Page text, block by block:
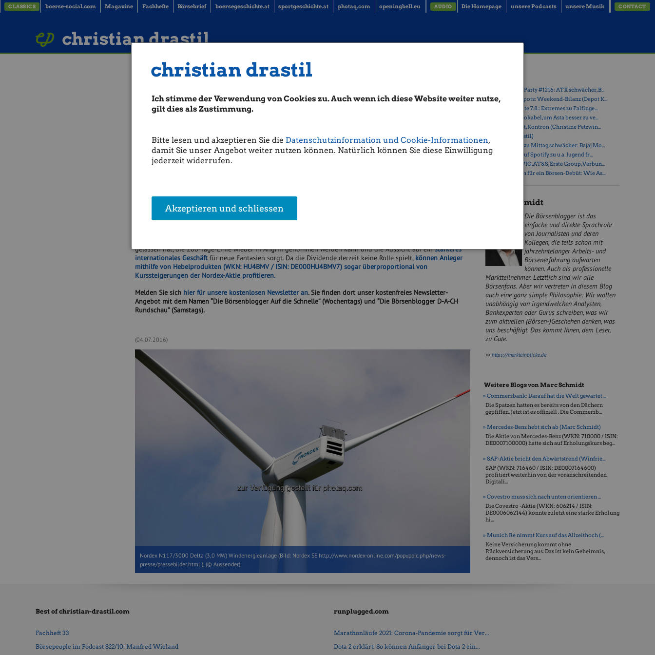
christian drastil
Ich stimme der Verwendung von Cookies zu. Auch wenn ich diese Website weiter nutze,
gilt dies als Zustimmung.
Bitte lesen und akzeptieren Sie die Datenschutzinformation und Cookie-Informationen,
damit Sie unser Angebot weiter nutzen können. Natürlich können Sie diese Einwilligung
jederzeit widerrufen.
Akzeptieren und schliessen
CLASSICS boerse-social.com Magazine Fachhefte Börsebrief boersegeschichte.at sportgeschichte.at photaq.com openingbell.eu AUDIO Die Homepage unsere Podcasts unsere Musik CONTACT
christian drastil
Nordex: Das hilft! (Marc Schmidt)
Gerade als die Nordex-Aktie (WKN:A0D655/ ISIN: DE000A0D6554) wieder einmal so richtig durchstarten
wollte, kam der „Brexit“-Schock dazwischen. Da dieser inzwischen überwunden zu sein scheint, sollte das
Besonders hilfreich sind dabei Meldungen des Hamburger Windturbinenherstellers über Erfolge beim Aufstellen
von Windrädern. Jetzt konnte Nordex vermelden, dass das erste Halbjahr 2016 mit einem neuen
Errichtungsrekord in Deutschland abgeschlossen wurde. Die insgesamt 134 errichteten Turbinen entsprechen
einem Plus von 135 Prozent gegenüber dem Vorjahreszeitraum. Zudem wurden zunehmend größere Turbinen
Chart: Ariva
Während sich Nordex damit für weitere Aufträge empfohlen haben dürfte, hoffen Investoren, dass damit auch
gelassen hat, die 200-Tage-Linie wieder in Angriff genommen werden kann und die Aussicht auf einstärkeres
internationales Geschäftfür neue Fantasien sorgt. Da die Dividende derzeit keine Rolle spielt, können Anleger
mithilfe von Hebelprodukten (WKN: HU4BMV / ISIN: DE000HU4BMV7) sogar überproportional von
Kurssteigerungen der Nordex-Aktie profitieren.
Melden Sie sich hier für unsere kostenlosen Newsletter an. Sie finden dort unser kostenfreies Newsletter-
Angebot mit dem Namen “Die Börsenblogger Auf die Schnelle” (Wochentags) und “Die Börsenblogger D-A-CH
Rundschau” (Samstags).
(04.07.2016)
Nordex N117/3000 Delta (3,0 MW) Windenergieanlage (Bild: Nordex SE http://www.nordex-online.com/popuppic.php/news-
presse/pressebilder.html ), (© Aussender)
» Wiener Börse Party #1216: ATX schwächer, B...
» Österreich-Depots: Weekend-Bilanz (Depot K...
» Börsegeschichte 7.8.: Extremes zu Palfinge...
» Nachlese: 10 Vokabel, um Asta besser zu ve...
» PIR-News: Post, Kontron (Christine Petzwin...
» (Christian Drastil)
» Wiener Börse zu Mittag schwächer: Bajaj Mo...
» Börse-Inputs auf Spotify zu u.a. Jugend fr...
» ATX-Trends: VIG, AT&S, Erste Group, Verbun...
» Zehn Vokabeln für ein Börsen-Debüt: Wie As...
Marc Schmidt
Die Börsenblogger ist das
einfache und direkte Sprachrohr
von Journalisten und deren
Kollegen, die teils schon mit
jahrzehntelanger Arbeits- und
Börsenerfahrung aufwarten
können. Auch als professionelle
Marktteilnehmer. Letztlich sind wir alle
Börsenfans. Aber wir vertreten in diesem Blog
auch eine ganz simple Philosophie: Wir wollen
unabhängig von irgendwelchen Analysten,
Bankexperten oder Gurus schreiben, was wir
zum aktuellen (Börsen-)Geschehen denken, was
uns beschäftigt. Das kommt Ihnen, dem Leser,
zu Gute.
>>https://markteinblicke.de
Weitere Blogs von Marc Schmidt
» Commerzbank: Darauf hat die Welt gewartet ...
Die Spatzen hatten es bereits von den Dächern
gepfiffen. Jetzt ist es offiziell . Die Commerzb...
» Mercedes-Benz hebt sich ab (Marc Schmidt)
Die Aktie von Mercedes-Benz (WKN: 710000 / ISIN:
DE0007100000) hatte sich auf Erholungskurs beg...
» SAP-Aktie bricht den Abwärtstrend (Winfrie...
SAP (WKN: 716460 / ISIN: DE0007164600)
profitiert weiterhin von der voranschreitenden
Digitali...
» Covestro muss sich nach unten orientieren ...
Die Covestro -Aktie (WKN: 606214 / ISIN:
DE0006062144) konnte zuletzt eine starke Erholung
hi...
» Munich Re nimmt Kurs auf das Allzeithoch (...
Keine Versicherung kommt ohne
Rückversicherung aus. Das ist kein Geheimnis,
dennoch ist das Vers...
Best of christian-drastil.com
Fachheft 33
Börsepeople im Podcast S22/10: Manfred Wieland
runplugged.com
Marathonläufe 2021: Corona-Pandemie sorgt für Ver...
Dota 2 erklärt: So können Anfänger bei Dota 2 ein...